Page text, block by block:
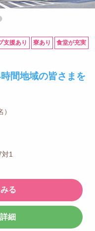
支援あり 寮あり 食堂が充実
間地域の皆さまを
1
る
細